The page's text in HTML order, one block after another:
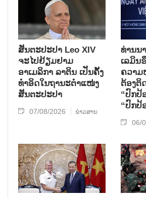
ສັນຕະປະປາ Leo XIV
ຈະໄປຢ້ຽມຢາມ
ອາເມລິກາ ລາຕິນ ເປັນຄັ້ງ
ທຳອິດໃນຖານະຕຳແໜ່ງ
ສັນຕະປະປາ
07/08/2026 ຂ່າວສານ
ທ່ານນ
ເລມິນ
ຄວາມ
ຕ້ອງຕິ
“ປົກປ້
“ປົກປ້
06/